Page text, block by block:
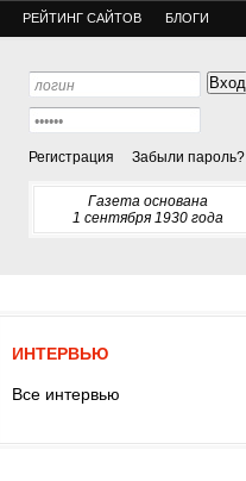
РЕЙТИНГ САЙТОВ БЛОГИ
Регистрация Забыли пароль?
Газета основана
1 сентября 1930 года
ИНТЕРВЬЮ
Все интервью